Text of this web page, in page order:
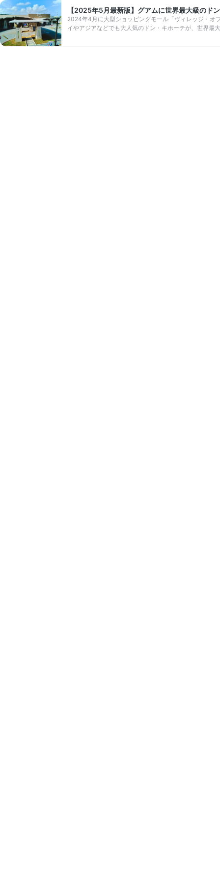
【2025年5月最新版】グアムに世界最大級のド
2024年4月に大型ショッピングモール「ヴィレッジ・オ
イやアジアなどでも大人気のドン・キホーテが、世界